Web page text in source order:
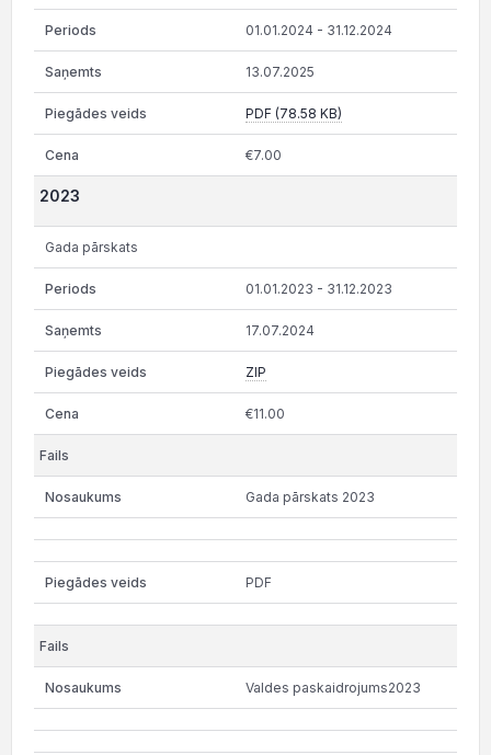
01.01.2024 - 31.12.2024
13.07.2025
PDF (78.58 KB)
€7.00
2023
Gada pārskats
01.01.2023 - 31.12.2023
17.07.2024
ZIP
€11.00
Gada pārskats 2023
PDF
Valdes paskaidrojums2023